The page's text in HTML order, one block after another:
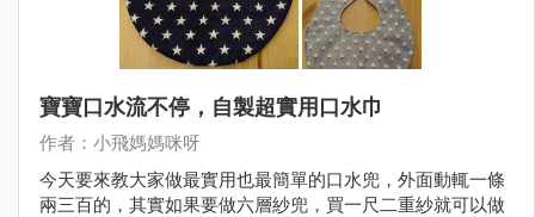
寶寶口水流不停，自製超實用口水巾
作者：小飛媽媽咪呀
今天要來教大家做最實用也最簡單的口水兜，外面動輒一條
兩三百的，其實如果要做六層紗兜，買一尺二重紗就可以做